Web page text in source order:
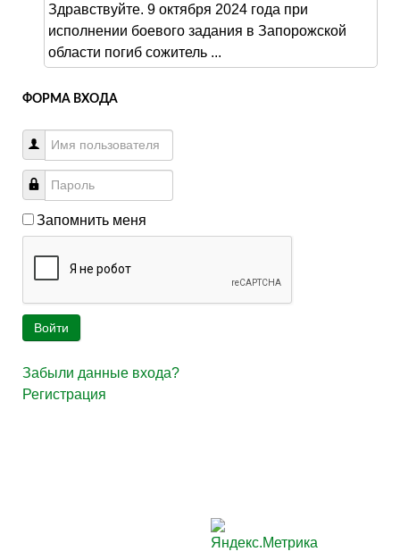
Здравствуйте. 9 октября 2024 года при
исполнении боевого задания в Запорожской
области погиб сожитель ...
ФОРМА ВХОДА
Запомнить меня
Войти
Забыли данные входа?
Регистрация